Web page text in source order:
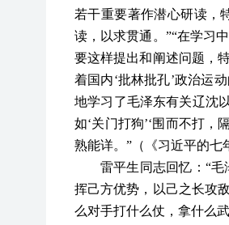
若干重要著作潜心研读，
读，以求贯通。”“在学习
要这样提出和阐述问题，
着国内‘批林批孔’政治运
地学习了毛泽东有关辽沈
如‘关门打狗’‘围而不打，
熟能详。”（《习近平的七
雷平生同志回忆：“
挥己方优势，以己之长攻
么对手打什么仗，拿什么